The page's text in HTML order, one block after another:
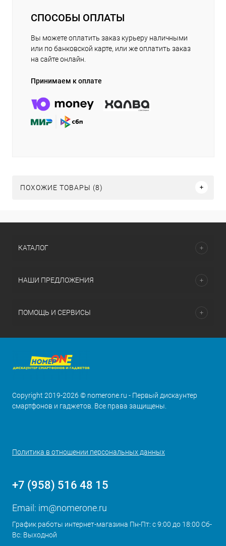
СПОСОБЫ ОПЛАТЫ
Вы можете оплатить заказ курьеру наличными
или по банковской карте, или же оплатить заказ
на сайте онлайн.
Принимаем к оплате
ПОХОЖИЕ ТОВАРЫ (8)
КАТАЛОГ
НАШИ ПРЕДЛОЖЕНИЯ
ПОМОЩЬ И СЕРВИСЫ
Copyright 2019-2026 © nomerone.ru - Первый дискаунтер
смартфонов и гаджетов. Все права защищены.
Политика в отношении персональных данных
+7 (958) 516 48 15
Email: im@nomerone.ru
График работы интернет-магазина Пн-Пт: с 9:00 до 18:00 Сб-
Вс: Выходной